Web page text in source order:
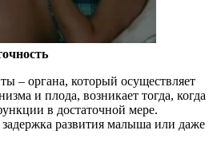
– органа, который осуществляет
и плода, возникает тогда, когда
в достаточной мере.
развития малыша или даже